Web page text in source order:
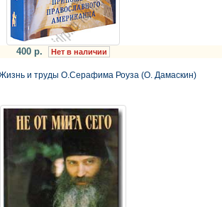
400 р. Нет в наличии
и труды О.Серафима Роуза (О. Дамаскин)